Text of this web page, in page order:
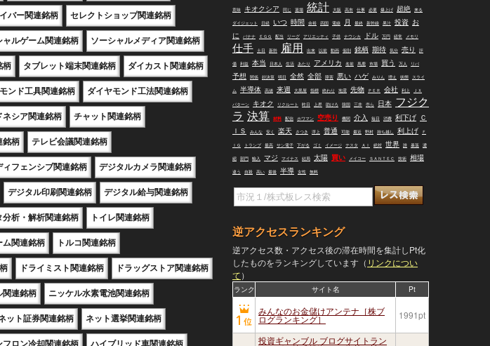
バー関連銘柄 セレクトショップ関連銘柄
ャルゲーム関連銘柄 ソーシャルメディア関連銘柄
柄 タブレット端末関連銘柄 ダイカスト関連銘柄
ンド工具関連銘柄 ダイヤモンド工法関連銘柄
ネシア関連銘柄 チャット関連銘柄
銘柄 テレビ会議関連銘柄
ィフェンシブ関連銘柄 デジタルカメラ関連銘柄
デジタル印刷関連銘柄 デジタル給与関連銘柄
分析・解析関連銘柄 トイレ関連銘柄
ム関連銘柄 トルコ関連銘柄
ドライミスト関連銘柄 ドラッグストア関連銘柄
関連銘柄 ニッケル水素電池関連銘柄
ット証券関連銘柄 ネット選挙関連銘柄
フロン冷却関連銘柄 ハイブリッド車関連銘柄
意味 キオクシア 同じ 退場 統計 大阪 高市 仕事 必要 爆上げ 超絶 来る
ダイジェット 日経 いつ 時間 余裕 四国 電線 月 最終 新幹線 果汁 投資 お
に
バナナ ＥＧＧ 配当 リーグ アリエッティ 子供 ナウシカ ドル 万円 経常 メモリ
仕手 土日 新幹 雇用 出来 以前 動画 個別 銘柄 期待 気分 売り 評
価 利益 本当 日本人 生活 あたり アメリカ 名前 馬鹿 市場 買う 万人 リバ
予想 関係 好決算 明日 全然 全部 障害 悪い ハゲ みりん 増え 状態 スライ
ム 半導体 高値 来週 大黒屋 指標 終わり 地震 先物 ＰＥＲ 会社 利上 ＪＸ
パターン キオク リクルート 昨日 上昇 助けろ 韓国 三井 売ら 日本 フジク
ラ 決算 材料 配信 ホワマン 空売り 機関 介入 毎日 消費 利下げ
Ｃ
ＩＳ
みんな 安く 楽天 さつき 浮上 普通 可能 最近 野村 持ち越し 利上げ Ｆ
ＩＧ トランプ 最高 サン電子 下がる ゴミ イメージ テスタ ＡＩ 絶対 世界 誰 暴落 濃
縮 部門 輸入 マジ マイナス 結局 太陽 買い メイコー ＳＡＮＴＥＣ 技術 相場
違う 自殺 高い 最後 半導 女性 無料
逆アクセスランキング
逆アクセス数・アクセス後の滞在時間を集計しPt化
したものをランキングしています（ リンクについ
て）
ランク サイト名 Pt
みんなのお金儲けアンテナ［株ブ
ログランキング］ 1991pt
投資ギャンブル ブログサイトラン